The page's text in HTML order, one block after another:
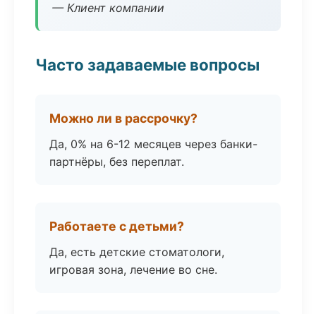
— Клиент компании
Часто задаваемые вопросы
Можно ли в рассрочку?
Да, 0% на 6-12 месяцев через банки-
партнёры, без переплат.
Работаете с детьми?
Да, есть детские стоматологи,
игровая зона, лечение во сне.